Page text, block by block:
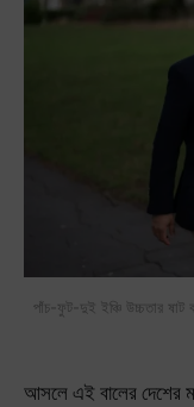
পাঁচ-ফুট-দুই ইঞ্চি উচ্চতার ষাট
আসলে এই বালের দেশের